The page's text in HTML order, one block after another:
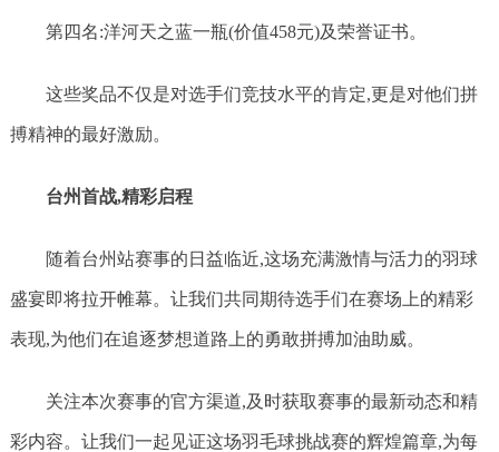
第四名:洋河天之蓝一瓶(价值458元)及荣誉证书。
这些奖品不仅是对选手们竞技水平的肯定,更是对他们拼
搏精神的最好激励。
台州首战,精彩启程
随着台州站赛事的日益临近,这场充满激情与活力的羽球
盛宴即将拉开帷幕。让我们共同期待选手们在赛场上的精彩
表现,为他们在追逐梦想道路上的勇敢拼搏加油助威。
关注本次赛事的官方渠道,及时获取赛事的最新动态和精
彩内容。让我们一起见证这场羽毛球挑战赛的辉煌篇章,为每